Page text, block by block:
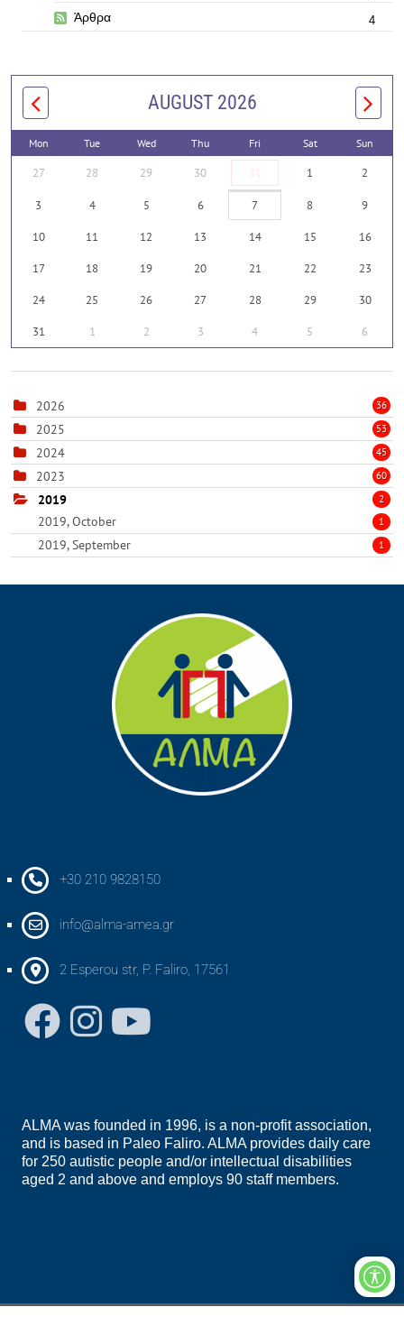
Άρθρα 4
AUGUST 2026
Mon Tue Wed Thu Fri Sat Sun
27 28 29 30 31 1 2
3 4 5 6 7 8 9
10 11 12 13 14 15 16
17 18 19 20 21 22 23
24 25 26 27 28 29 30
31 1 2 3 4 5 6
2026 36
2025 53
2024 45
2023 60
2019 2
2019, October 1
2019, September 1
+30 210 9828150
info@alma-amea.gr
2 Esperou str, P. Faliro, 17561
ALMA was founded in 1996, is a non-profit association,
and is based in Paleo Faliro. ALMA provides daily care
for 250 autistic people and/or intellectual disabilities
aged 2 and above and employs 90 staff members.